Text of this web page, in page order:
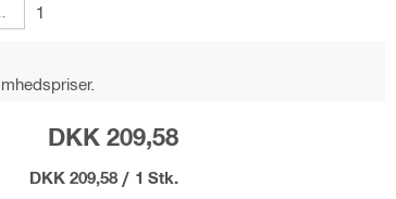
1
DKK 209,58
DKK 209,58 / 1 Stk.